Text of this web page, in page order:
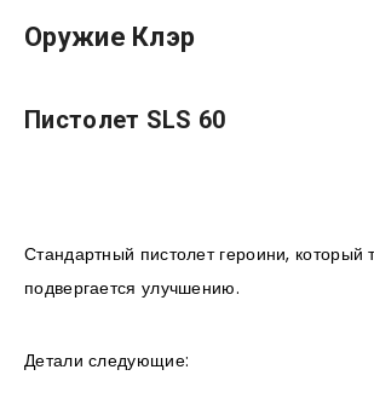
Оружие Клэр
Пистолет SLS 60
Стандартный пистолет героини, который
подвергается улучшению.
Детали следующие: